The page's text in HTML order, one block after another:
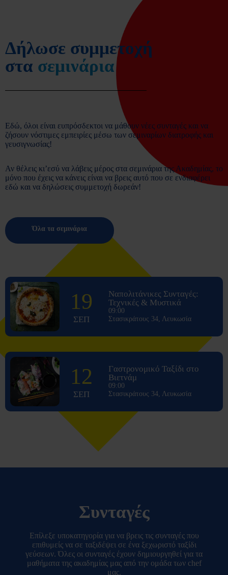
Δήλωσε συμμετοχή
στα σεμινάρια
Εδώ, όλοι είναι ευπρόσδεκτοι να μάθουν νέες συνταγές και να
ζήσουν νόστιμες εμπειρίες μέσω των σεμιναρίων διατροφής και
γευσιγνωσίας!
Αν θέλεις κι’εσύ να λάβεις μέρος στα σεμινάρια της Ακαδημίας, το
μόνο που έχεις να κάνεις είναι να βρεις αυτό που σε ενδιαφέρει
εδώ και να δηλώσεις συμμετοχή δωρεάν!
Όλα τα σεμινάρια
19
ΣΕΠ
Ναπολιτάνικες Συνταγές:
Τεχνικές & Μυστικά
09:00
Στασικράτους 34, Λευκωσία
12
ΣΕΠ
Γαστρονομικό Ταξίδι στο
Βιετνάμ
09:00
Στασικράτους 34, Λευκωσία
Συνταγές
Επίλεξε υποκατηγορία για να βρεις τις συνταγές που
επιθυμείς να σε ταξιδέψει σε ένα ξεχωριστό ταξίδι
γεύσεων. Όλες οι συνταγές έχουν δημιουργηθεί για τα
μαθήματα της ακαδημίας μας από την ομάδα των chef
μας.